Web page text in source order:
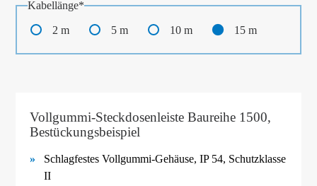
Pflichtfeld
Kabellänge*
2 m 5 m 10 m 15 m
Vollgummi-Steckdosenleiste Baureihe 1500,
Bestückungsbeispiel
Schlagfestes Vollgummi-Gehäuse, IP 54, Schutzklasse
II